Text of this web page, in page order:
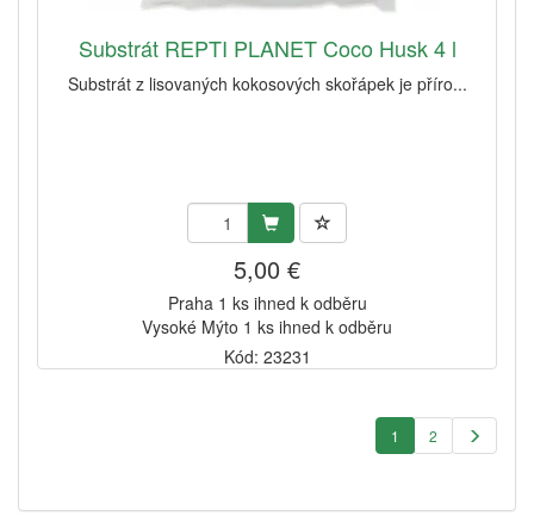
Substrát REPTI PLANET Coco Husk 4 l
Substrát z lisovaných kokosových skořápek je příro...
5,00 €
Praha 1 ks ihned k odběru
Vysoké Mýto 1 ks ihned k odběru
Kód: 23231
1 2